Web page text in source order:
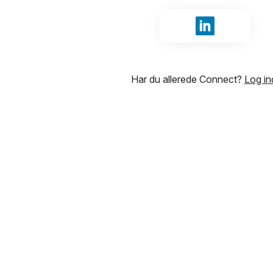
Log ind med
Har du allerede Connect? Log